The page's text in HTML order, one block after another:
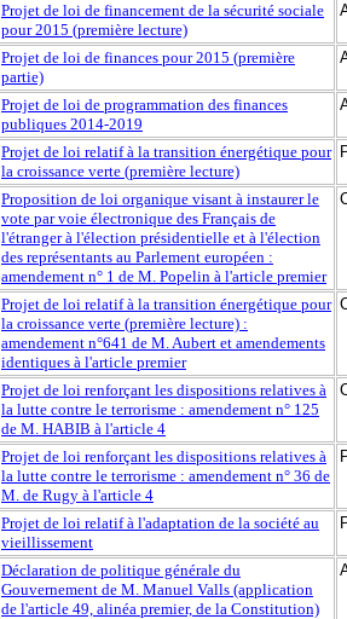
Projet de loi de financement de la sécurité sociale
pour 2015 (première lecture)
Projet de loi de finances pour 2015 (première
partie)
Projet de loi de programmation des finances
publiques 2014-2019
Projet de loi relatif à la transition énergétique pour
la croissance verte (première lecture)
Proposition de loi organique visant à instaurer le
vote par voie électronique des Français de
l'étranger à l'élection présidentielle et à l'élection
des représentants au Parlement européen :
amendement n° 1 de M. Popelin à l'article premier
Projet de loi relatif à la transition énergétique pour
la croissance verte (première lecture) :
amendement n°641 de M. Aubert et amendements
identiques à l'article premier
Projet de loi renforçant les dispositions relatives à
la lutte contre le terrorisme : amendement n° 125
de M. HABIB à l'article 4
Projet de loi renforçant les dispositions relatives à
la lutte contre le terrorisme : amendement n° 36 de
M. de Rugy à l'article 4
Projet de loi relatif à l'adaptation de la société au
vieillissement
Déclaration de politique générale du
Gouvernement de M. Manuel Valls (application
de l'article 49, alinéa premier, de la Constitution)